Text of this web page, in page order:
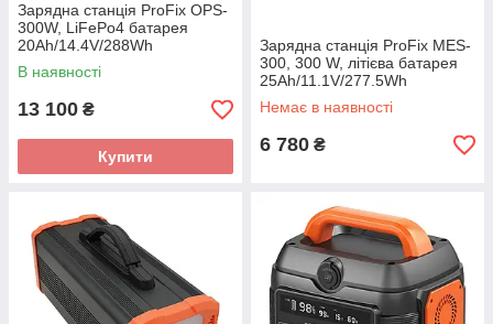
Зарядна станція ProFix OPS-
300W, LiFePo4 батарея
20Ah/14.4V/288Wh
В наявності
13 100 ₴
Купити
Зарядна станція ProFix MES-
300, 300 W, літієва батарея
25Ah/11.1V/277.5Wh
Немає в наявності
6 780 ₴